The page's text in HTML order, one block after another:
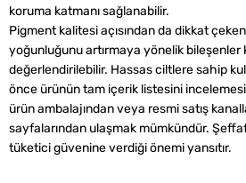
koruma katmanı sağlanabilir.
Pigment kalitesi açısından da dikkat
yoğunluğunu artırmaya yönelik bileşenler
değerlendirilebilir. Hassas ciltlere sahip
önce ürünün tam içerik listesini
ürün ambalajından veya resmi satış
sayfalarından ulaşmak mümkündür.
tüketici güvenine verdiği önemi yansıtır.